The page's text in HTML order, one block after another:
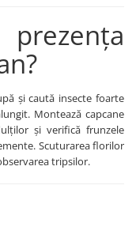
și caută insecte foarte
Montează capcane
și verifică frunzele
Scuturarea florilor
tripsilor.